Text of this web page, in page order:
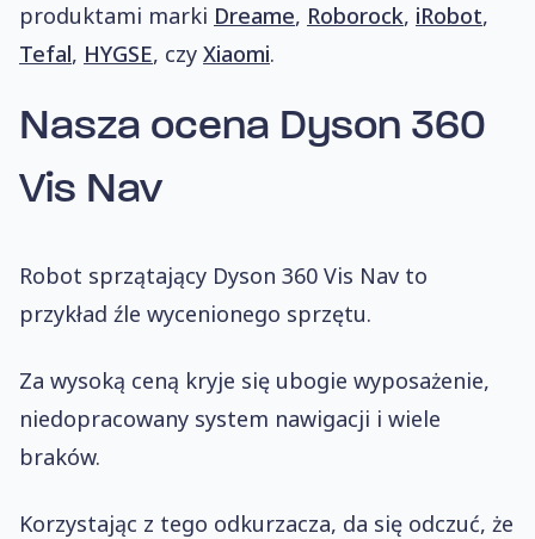
produktami marki Dreame, Roborock, iRobot,
Tefal, HYGSE, czy Xiaomi.
Nasza ocena Dyson 360
Vis Nav
Robot sprzątający Dyson 360 Vis Nav to
przykład źle wycenionego sprzętu.
Za wysoką ceną kryje się ubogie wyposażenie,
niedopracowany system nawigacji i wiele
braków.
Korzystając z tego odkurzacza, da się odczuć, że